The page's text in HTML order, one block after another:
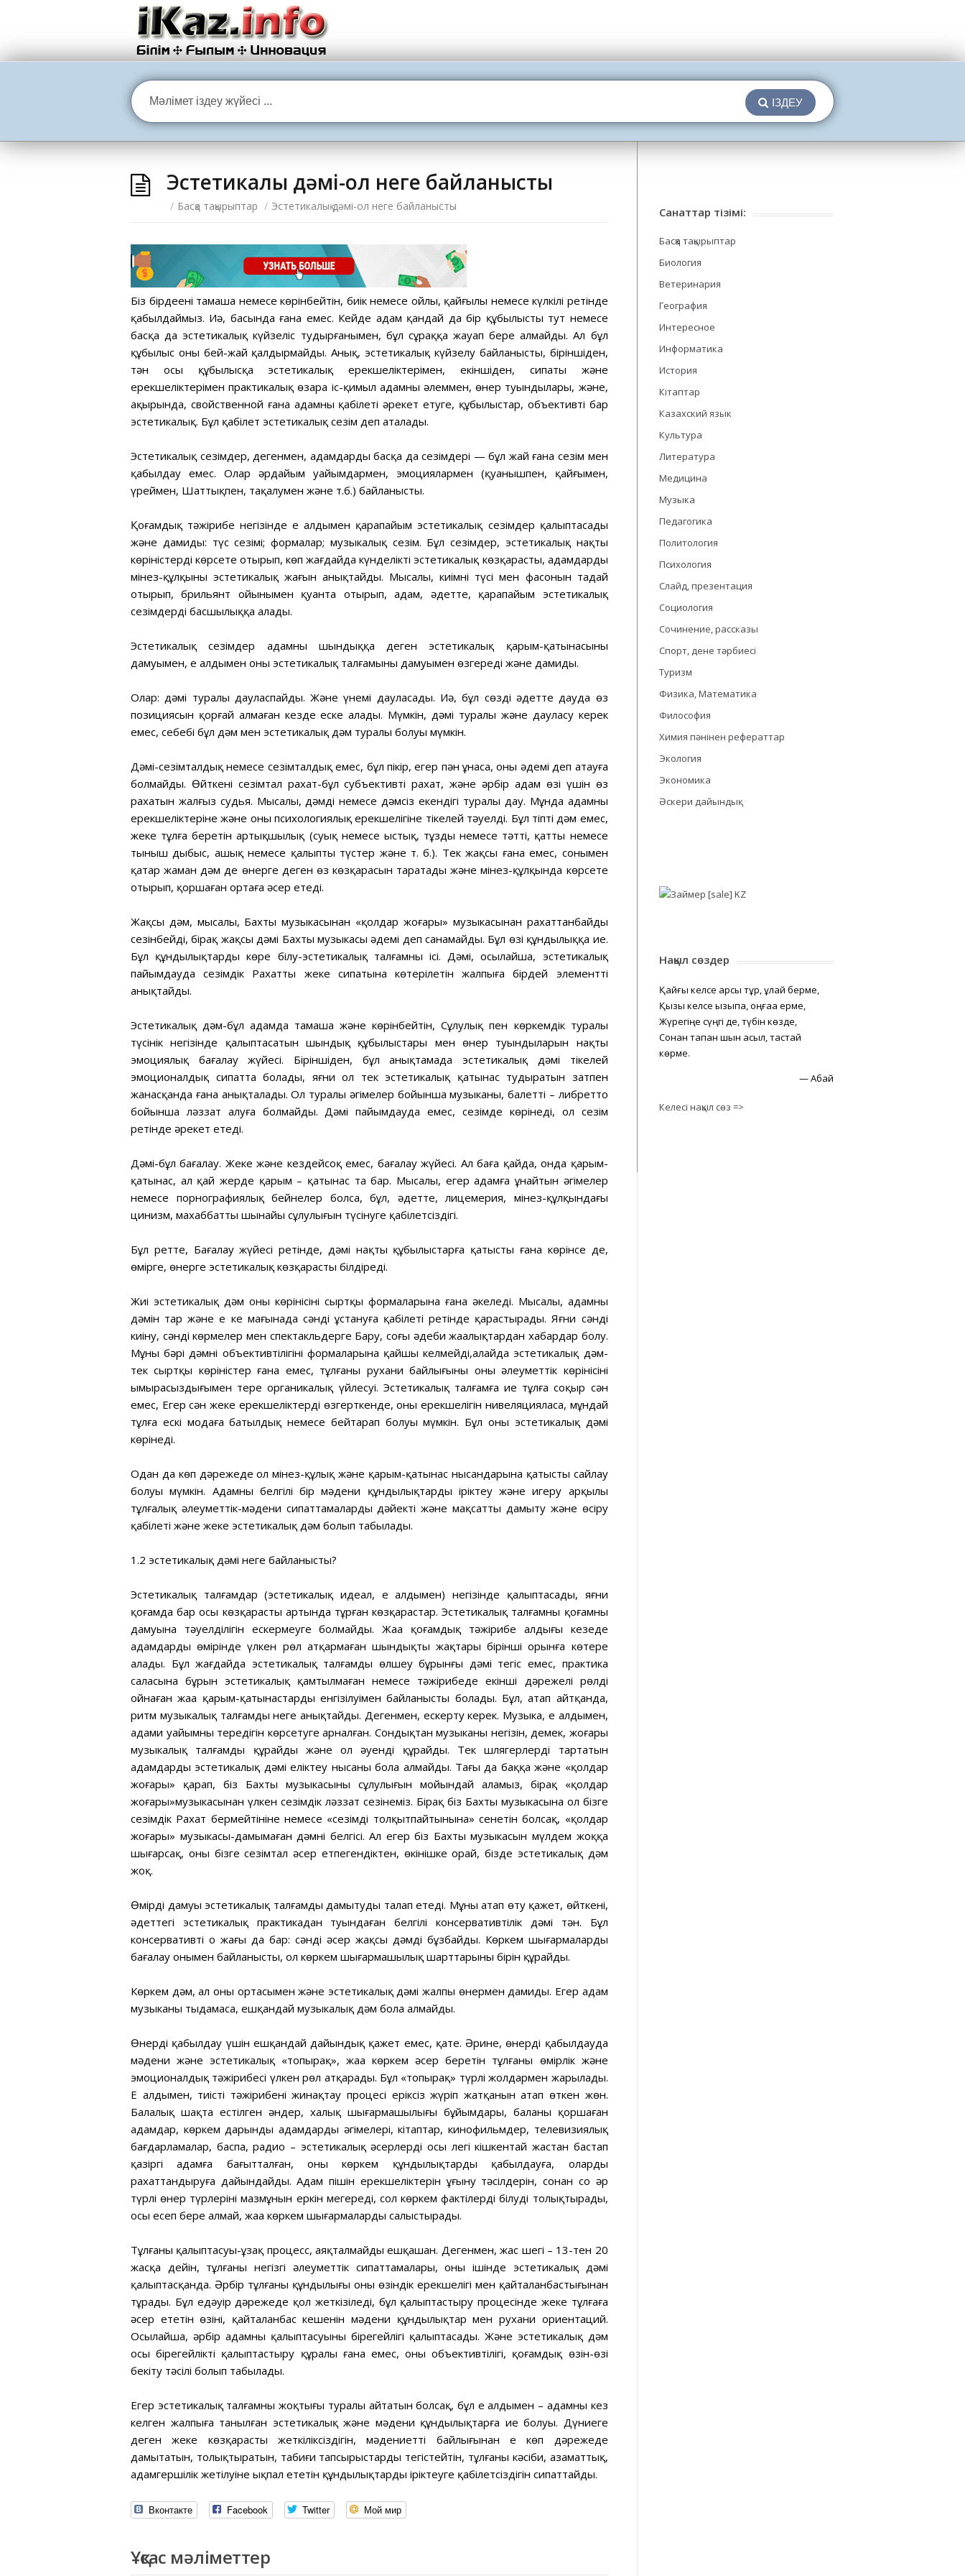
ІЗДЕУ
Эстетикалық дәмі-ол неге байланысты
/ Басқа тақырыптар / Эстетикалық дәмі-ол неге байланысты
Біз бірдеңені тамаша немесе көрінбейтін, биік немесе ойлы, қайғылы немесе күлкілі ретінде
қабылдаймыз. Иә, басында ғана емес. Кейде адам қандай да бір құбылыстың тут немесе
басқа да эстетикалық күйзеліс тудырғанымен, бұл сұраққа жауап бере алмайды. Ал бұл
құбылыс оны бей-жай қалдырмайды. Анық, эстетикалық күйзелу байланысты, біріншіден,
тән осы құбылысқа эстетикалық ерекшеліктерімен, екіншіден, сипаты және
ерекшеліктерімен практикалық өзара іс-қимыл адамның әлеммен, өнер туындылары, және,
ақырында, свойственной ғана адамның қабілеті әрекет етуге, құбылыстар, объективті бар
эстетикалық. Бұл қабілет эстетикалық сезім деп аталады.
Эстетикалық сезімдер, дегенмен, адамдардың басқа да сезімдері — бұл жай ғана сезім мен
қабылдау емес. Олар әрдайым уайымдармен, эмоциялармен (қуанышпен, қайғымен,
үреймен, Шаттықпен, таңқалумен және т.б.) байланысты.
Қоғамдық тәжірибе негізінде ең алдымен қарапайым эстетикалық сезімдер қалыптасады
және дамиды: түс сезімі; формалар; музыкалық сезім. Бұл сезімдер, эстетикалық нақты
көріністерді көрсете отырып, көп жағдайда күнделікті эстетикалық көзқарасты, адамдардың
мінез-құлқының эстетикалық жағын анықтайды. Мысалы, киімнің түсі мен фасонын таңдай
отырып, брильянт ойынымен қуанта отырып, адам, әдетте, қарапайым эстетикалық
сезімдерді басшылыққа алады.
Эстетикалық сезімдер адамның шындыққа деген эстетикалық қарым-қатынасының
дамуымен, ең алдымен оның эстетикалық талғамының дамуымен өзгереді және дамиды.
Олар: дәмі туралы дауласпайды. Және үнемі дауласады. Иә, бұл сөзді әдетте дауда өз
позициясын қорғай алмаған кезде еске алады. Мүмкін, дәмі туралы және дауласу керек
емес, себебі бұл дәм мен эстетикалық дәм туралы болуы мүмкін.
Дәмі-сезімталдық немесе сезімталдық емес, бұл пікір, егер пән ұнаса, оны әдемі деп атауға
болмайды. Өйткені сезімтал рахат-бұл субъективті рахат, және әрбір адам өзі үшін өз
рахатын жалғыз судья. Мысалы, дәмді немесе дәмсіз екендігі туралы дау. Мұнда адамның
ерекшеліктеріне және оның психологиялық ерекшелігіне тікелей тәуелді. Бұл тіпті дәм емес,
жеке тұлға беретін артықшылық (суық немесе ыстық, тұзды немесе тәтті, қатты немесе
тыныш дыбыс, ашық немесе қалыпты түстер және т. б.). Тек жақсы ғана емес, сонымен
қатар жаман дәм де өнерге деген өз көзқарасын таратады және мінез-құлқында көрсете
отырып, қоршаған ортаға әсер етеді.
Жақсы дәм, мысалы, Бахтың музыкасынан «қолдар жоғары» музыкасынан рахаттанбайды
сезінбейді, бірақ жақсы дәмі Бахтың музыкасы әдемі деп санамайды. Бұл өзі құндылыққа ие.
Бұл құндылықтарды көре білу-эстетикалық талғамның ісі. Дәмі, осылайша, эстетикалық
пайымдауда сезімдік Рахаттың жеке сипатына көтерілетін жалпыға бірдей элементті
анықтайды.
Эстетикалық дәм-бұл адамда тамаша және көрінбейтін, Сұлулық пен көркемдік туралы
түсінік негізінде қалыптасатын шындық құбылыстары мен өнер туындыларын нақты
эмоциялық бағалау жүйесі. Біріншіден, бұл анықтамада эстетикалық дәмі тікелей
эмоционалдық сипатта болады, яғни ол тек эстетикалық қатынас тудыратын затпен
жанасқанда ғана анықталады. Ол туралы әңгімелер бойынша музыканы, балетті – либретто
бойынша ләззат алуға болмайды. Дәмі пайымдауда емес, сезімде көрінеді, ол сезім
ретінде әрекет етеді.
Дәмі-бұл бағалау. Жеке және кездейсоқ емес, бағалау жүйесі. Ал баға қайда, онда қарым-
қатынас, ал қай жерде қарым – қатынас та бар. Мысалы, егер адамға ұнайтын әңгімелер
немесе порнографиялық бейнелер болса, бұл, әдетте, лицемерия, мінез-құлқындағы
цинизм, махаббаттың шынайы сұлулығын түсінуге қабілетсіздігі.
Бұл ретте, Бағалау жүйесі ретінде, дәмі нақты құбылыстарға қатысты ғана көрінсе де,
өмірге, өнерге эстетикалық көзқарасты білдіреді.
Жиі эстетикалық дәм оның көрінісінің сыртқы формаларына ғана әкеледі. Мысалы, адамның
дәмін тар және ең кең мағынада сәнді ұстануға қабілеті ретінде қарастырады. Яғни сәнді
киіну, сәнді көрмелер мен спектакльдерге Бару, соңғы әдеби жаңалықтардан хабардар болу.
Мұның бәрі дәмнің объективтілігінің формаларына қайшы келмейді,алайда эстетикалық дәм-
тек сыртқы көріністер ғана емес, тұлғаның рухани байлығының оның әлеуметтік көрінісінің
ымырасыздығымен терең органикалық үйлесуі. Эстетикалық талғамға ие тұлға соқыр сән
емес, Егер сән жеке ерекшеліктерді өзгерткенде, оның ерекшелігін нивеляцияласа, мұндай
тұлға ескі модаға батылдық немесе бейтарап болуы мүмкін. Бұл оның эстетикалық дәмі
көрінеді.
Одан да көп дәрежеде ол мінез-құлық және қарым-қатынас нысандарына қатысты сайлау
болуы мүмкін. Адамның белгілі бір мәдени құндылықтарды іріктеу және игеру арқылы
тұлғалық әлеуметтік-мәдени сипаттамаларды дәйекті және мақсатты дамыту және өсіру
қабілеті және жеке эстетикалық дәм болып табылады.
1.2 эстетикалық дәмі неге байланысты?
Эстетикалық талғамдар (эстетикалық идеал, ең алдымен) негізінде қалыптасады, яғни
қоғамда бар осы көзқарастың артында тұрған көзқарастар. Эстетикалық талғамның қоғамның
дамуына тәуелділігін ескермеуге болмайды. Жаңа қоғамдық тәжірибе алдыңғы кезеңде
адамдардың өмірінде үлкен рөл атқармаған шындықтың жақтары бірінші орынға көтере
алады. Бұл жағдайда эстетикалық талғамды өлшеу бұрынғы дәмі тегіс емес, практика
саласына бұрын эстетикалық қамтылмаған немесе тәжірибеде екінші дәрежелі рөлді
ойнаған жаңа қарым-қатынастардың енгізілуімен байланысты болады. Бұл, атап айтқанда,
ритм музыкалық талғамды неге анықтайды. Дегенмен, ескерту керек. Музыка, ең алдымен,
адами уайымның тереңдігін көрсетуге арналған. Сондықтан музыканың негізін, демек, жоғары
музыкалық талғамды құрайды және ол әуенді құрайды. Тек шлягерлерді тартатын
адамдардың эстетикалық дәмі еліктеу нысаны бола алмайды. Тағы да баққа және «қолдар
жоғары» қарап, біз Бахтың музыкасының сұлулығын мойындай аламыз, бірақ «қолдар
жоғары»музыкасынан үлкен сезімдік ләззат сезінеміз. Бірақ біз Бахтың музыкасына ол бізге
сезімдік Рахат бермейтініне немесе «сезімді толқытпайтынына» сенетін болсақ, «қолдар
жоғары» музыкасы-дамымаған дәмнің белгісі. Ал егер біз Бахтың музыкасын мүлдем жоққа
шығарсақ, оның бізге сезімтал әсер етпегендіктен, өкінішке орай, бізде эстетикалық дәм
жоқ.
Өмірдің дамуы эстетикалық талғамды дамытуды талап етеді. Мұны атап өту қажет, өйткені,
әдеттегі эстетикалық практикадан туындаған белгілі консервативтілік дәмі тән. Бұл
консервативті оң жағы да бар: сәнді әсер жақсы дәмді бұзбайды. Көркем шығармаларды
бағалау онымен байланысты, ол көркем шығармашылық шарттарының бірін құрайды.
Көркем дәм, ал оның ортасымен және эстетикалық дәмі жалпы өнермен дамиды. Егер адам
музыканы тыңдамаса, ешқандай музыкалық дәм бола алмайды.
Өнерді қабылдау үшін ешқандай дайындық қажет емес, қате. Әрине, өнерді қабылдауда
мәдени және эстетикалық «топырақ», жаңа көркем әсер беретін тұлғаның өмірлік және
эмоционалдық тәжірибесі үлкен рөл атқарады. Бұл «топырақ» түрлі жолдармен жарылады.
Ең алдымен, тиісті тәжірибені жинақтау процесі еріксіз жүріп жатқанын атап өткен жөн.
Балалық шақта естілген әндер, халық шығармашылығы бұйымдары, баланы қоршаған
адамдар, көркем дарынды адамдардың әңгімелері, кітаптар, кинофильмдер, телевизиялық
бағдарламалар, баспа, радио – эстетикалық әсерлердің осы легі кішкентай жастан бастап
қазіргі адамға бағытталған, оны көркем құндылықтарды қабылдауға, оларды
рахаттандыруға дайындайды. Адам пішін ерекшеліктерін ұғыну тәсілдерін, сонан соң әр
түрлі өнер түрлерінің мазмұнын еркін меңгереді, сол көркем фактілерді білуді толықтырады,
осы есеп бере алмай, жаңа көркем шығармаларды салыстырады.
Тұлғаның қалыптасуы-ұзақ процесс, аяқталмайды ешқашан. Дегенмен, жас шегі – 13-тен 20
жасқа дейін, тұлғаның негізгі әлеуметтік сипаттамалары, оның ішінде эстетикалық дәмі
қалыптасқанда. Әрбір тұлғаның құндылығы оның өзіндік ерекшелігі мен қайталанбастығынан
тұрады. Бұл едәуір дәрежеде қол жеткізіледі, бұл қалыптастыру процесінде жеке тұлғаға
әсер ететін өзінің, қайталанбас кешенін мәдени құндылықтар мен рухани ориентаций.
Осылайша, әрбір адамның қалыптасуының бірегейлігі қалыптасады. Және эстетикалық дәм
осы бірегейлікті қалыптастыру құралы ғана емес, оның объективтілігі, қоғамдық өзін-өзі
бекіту тәсілі болып табылады.
Егер эстетикалық талғамның жоқтығы туралы айтатын болсақ, бұл ең алдымен – адамның кез
келген жалпыға танылған эстетикалық және мәдени құндылықтарға ие болуы. Дүниеге
деген жеке көзқарастың жеткіліксіздігін, мәдениеттің байлығынан ең көп дәрежеде
дамытатын, толықтыратын, табиғи тапсырыстарды тегістейтін, тұлғаның кәсіби, азаматтық,
адамгершілік жетілуіне ықпал ететін құндылықтарды іріктеуге қабілетсіздігін сипаттайды.
Вконтакте Facebook Twitter Мой мир
Ұқсас мәліметтер
Санаттар тізімі:
Басқа тақырыптар
Биология
Ветеринария
География
Интересное
Информатика
История
Кітаптар
Казахский язык
Культура
Литература
Медицина
Музыка
Педагогика
Политология
Психология
Слайд, презентация
Социология
Сочинение, рассказы
Спорт, дене тәрбиесі
Туризм
Физика, Математика
Философия
Химия пәнінен рефераттар
Экология
Экономика
Әскери дайындық
Нақыл сөздер
Қайғы келсе қарсы тұр, құлай берме,
Қызық келсе қызықпа, оңғаққа ерме,
Жүрегіңе сүңгі де, түбін көзде,
Сонан тапқан шын асыл, тастай
көрме.
—Абай
Келесі нақыл сөз =>